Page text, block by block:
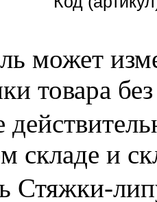
может
товара
складе и
Стяжки-